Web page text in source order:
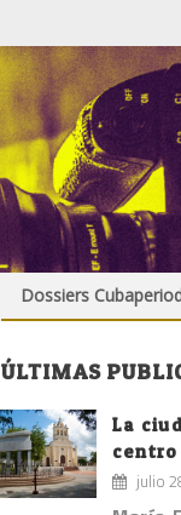
Dossiers
ÚLTIMAS
La
centro
julio